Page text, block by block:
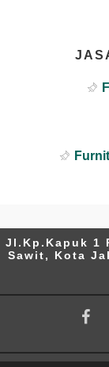
Jl.Kp.Kapuk 1
Sawit, Kota